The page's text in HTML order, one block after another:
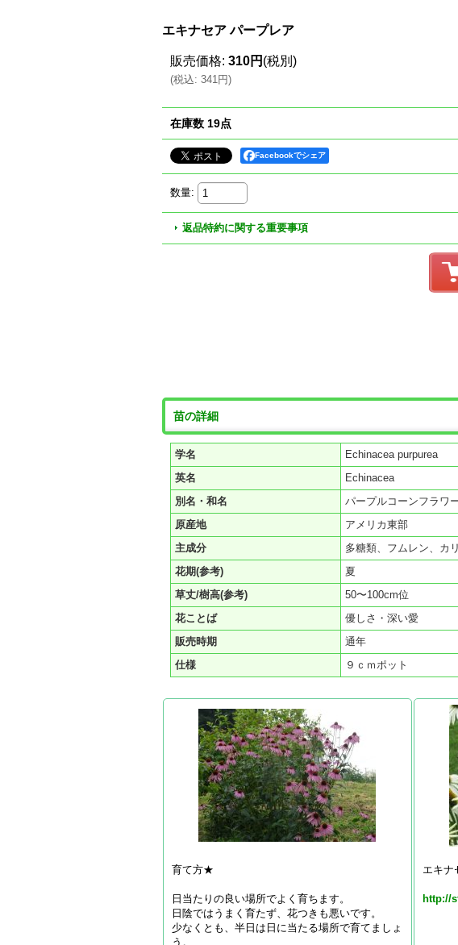
エキナセア パープレア
販売価格: 310円 (税別)
(税込: 341円)
在庫数 19点
Facebookでシェア
数量:
返品特約に関する重要事項
苗の詳細
学名
Echinacea purpurea
英名
Echinacea
別名・和名
パープルコーンフラワ
原産地
アメリカ東部
主成分
多糖類、フムレン、カ
花期(参考)
夏
草丈/樹高(参考)
50〜100cm位
花ことば
優しさ・深い愛
販売時期
通年
仕様
９ｃｍポット
育て方★
日当たりの良い場所でよく育ちます。
日陰ではうまく育たず、花つきも悪いです。
少なくとも、半日は日に当たる場所で育てましょ
う。
エキ
http://